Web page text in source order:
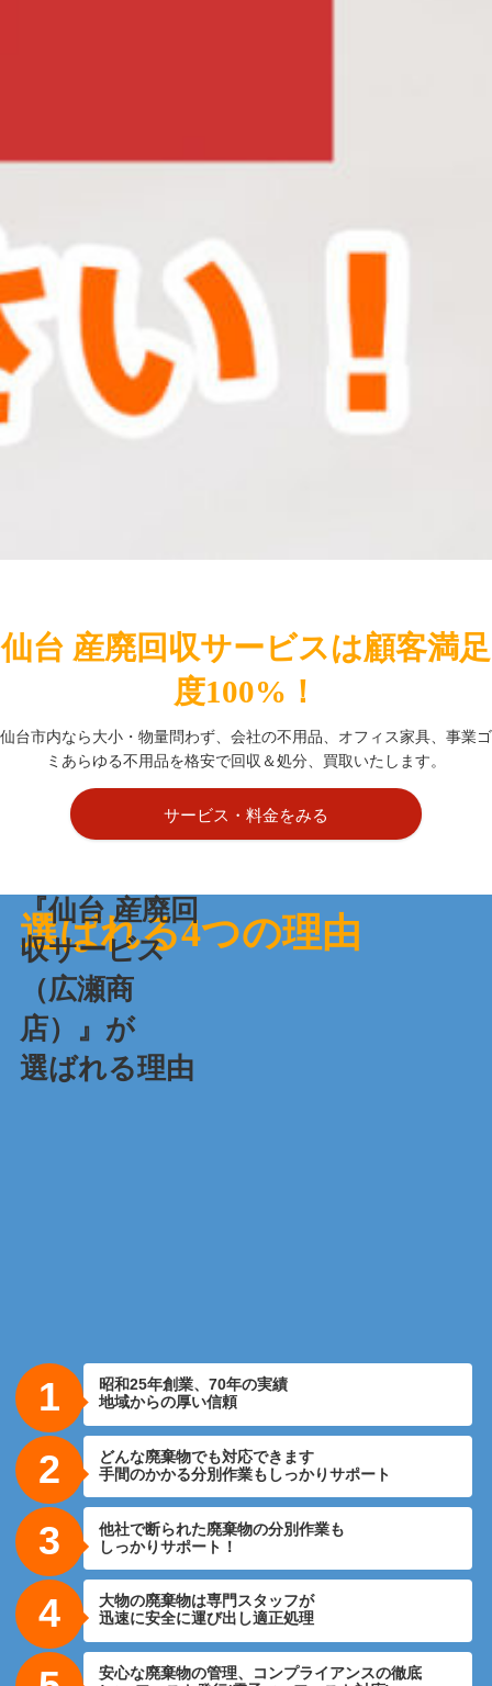
仙台 産廃回収サービスは顧客満足
度100%！
仙台市内なら大小・物量問わず、会社の不用品、オフィス家具、事業ゴ
ミあらゆる不用品を格安で回収＆処分、買取いたします。
サービス・料金をみる
選ばれる4つの理由
『仙台 産廃回
収サービス
（広瀬商
店）』が
選ばれる理由
1
昭和25年創業、70年の実績
地域からの厚い信頼
2
どんな廃棄物でも対応できます
手間のかかる分別作業もしっかりサポート
3
他社で断られた廃棄物の分別作業も
しっかりサポート！
4
大物の廃棄物は専門スタッフが
迅速に安全に運び出し適正処理
安心な廃棄物の管理、コンプライアンスの徹底